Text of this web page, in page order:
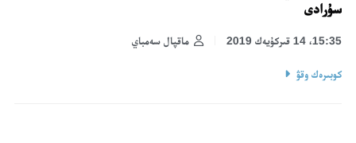
سۇرادى
ماقپال سەمباي 15:35، 14 قىركۇيەك 2019
كوبىرەك وقۋ